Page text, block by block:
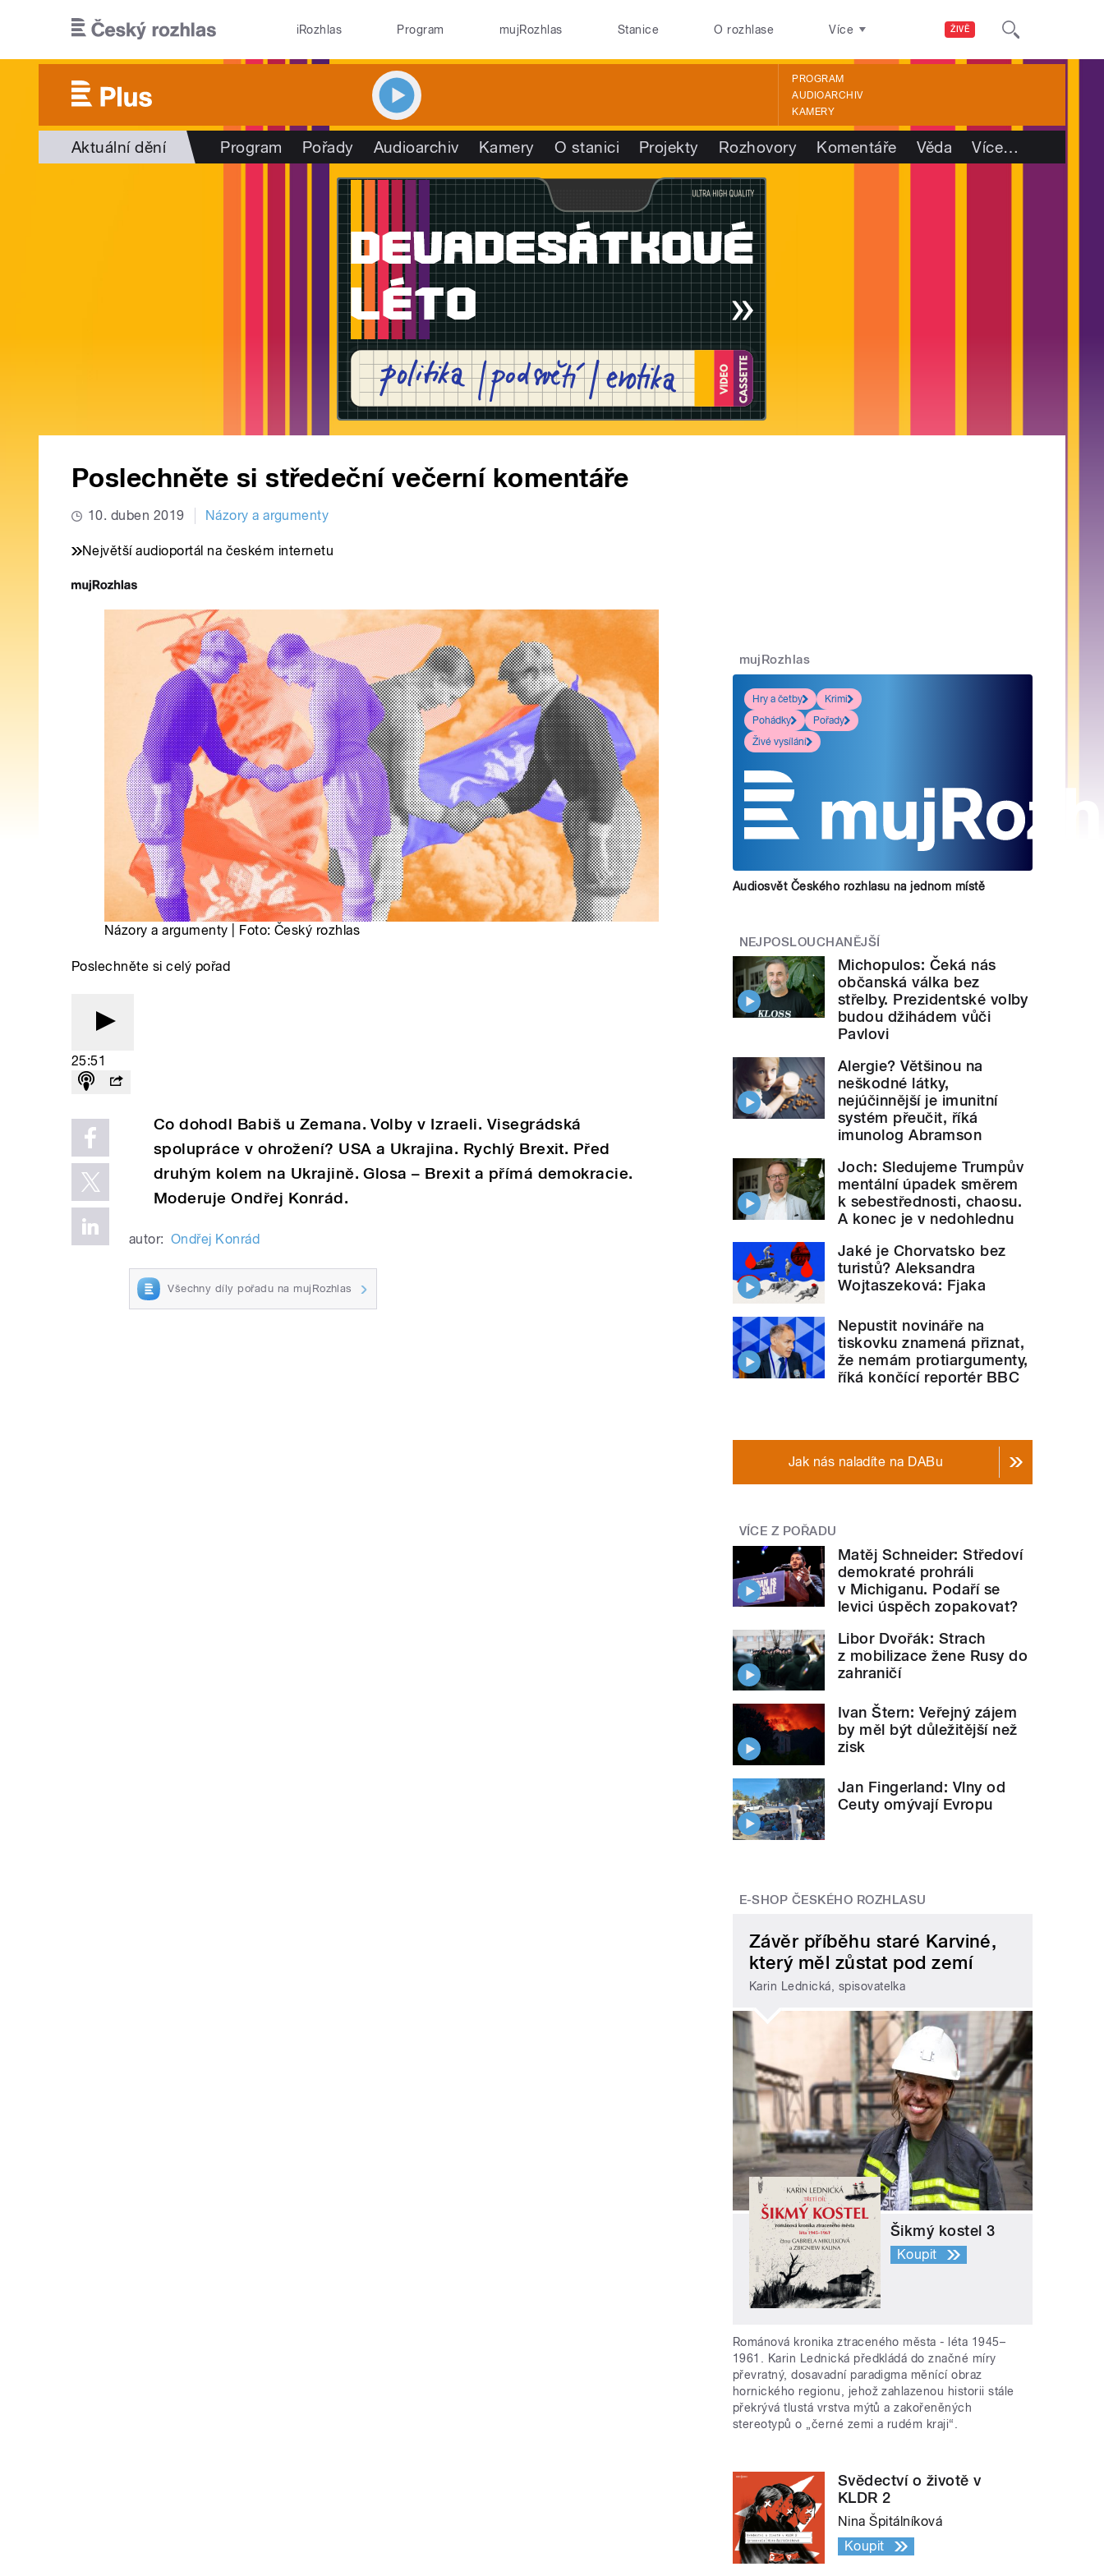
ŽIVĚ
iRozhlas Program mujRozhlas Stanice O rozhlase Více
PROGRAM
AUDIOARCHIV
KAMERY
Aktuální dění Program Pořady Audioarchiv Kamery O stanici Projekty Rozhovory Komentáře Věda Více…
Poslechněte si středeční večerní komentáře
10. duben 2019 Názory a argumenty
Největší audioportál na českém internetu
Názory a argumenty | Foto: Český rozhlas
Poslechněte si celý pořad
25:51
Co dohodl Babiš u Zemana. Volby v Izraeli. Visegrádská
spolupráce v ohrožení? USA a Ukrajina. Rychlý Brexit. Před
druhým kolem na Ukrajině. Glosa – Brexit a přímá demokracie.
Moderuje Ondřej Konrád.
autor: Ondřej Konrád
Všechny díly pořadu na mujRozhlas
mujRozhlas
Hry a četby
Krimi
Pohádky
Pořady
Živé vysílání
Audiosvět Českého rozhlasu na jednom místě
NEJPOSLOUCHANĚJŠÍ
Michopulos: Čeká nás
občanská válka bez
střelby. Prezidentské volby
budou džihádem vůči
Pavlovi
Alergie? Většinou na
neškodné látky,
nejúčinnější je imunitní
systém přeučit, říká
imunolog Abramson
Joch: Sledujeme Trumpův
mentální úpadek směrem
k sebestřednosti, chaosu.
A konec je v nedohlednu
Jaké je Chorvatsko bez
turistů? Aleksandra
Wojtaszeková: Fjaka
Nepustit novináře na
tiskovku znamená přiznat,
že nemám protiargumenty,
říká končící reportér BBC
Jak nás naladíte na DABu
VÍCE Z POŘADU
Matěj Schneider: Středoví
demokraté prohráli
v Michiganu. Podaří se
levici úspěch zopakovat?
Libor Dvořák: Strach
z mobilizace žene Rusy do
zahraničí
Ivan Štern: Veřejný zájem
by měl být důležitější než
zisk
Jan Fingerland: Vlny od
Ceuty omývají Evropu
E-SHOP ČESKÉHO ROZHLASU
Závěr příběhu staré Karviné,
který měl zůstat pod zemí
Karin Lednická, spisovatelka
Šikmý kostel 3
Koupit
Románová kronika ztraceného města - léta 1945–
1961. Karin Lednická předkládá do značné míry
převratný, dosavadní paradigma měnící obraz
hornického regionu, jehož zahlazenou historii stále
překrývá tlustá vrstva mýtů a zakořeněných
stereotypů o „černé zemi a rudém kraji“.
Svědectví o životě v
KLDR 2
Nina Špitálníková
Koupit